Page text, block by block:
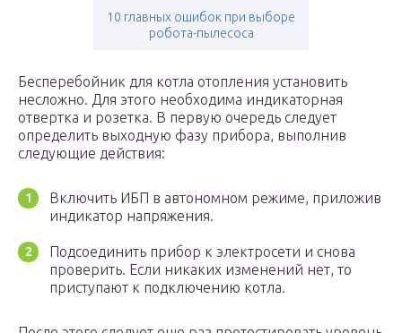
10 главных ошибок при выборе
робота-пылесоса
Бесперебойник для котла отопления установить
несложно. Для этого необходима индикаторная
отвертка и розетка. В первую очередь следует
определить выходную фазу прибора, выполнив
следующие действия:
Включить ИБП в автономном режиме, приложив
индикатор напряжения.
Подсоединить прибор к электросети и снова
проверить. Если никаких изменений нет, то
приступают к подключению котла.